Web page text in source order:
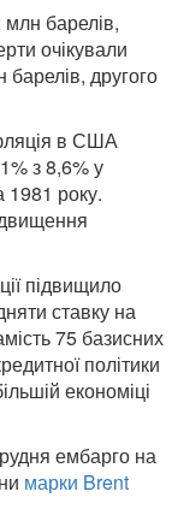
барелів,
очікували
другого
в США
з 8,6% у
1981 року.
підвищило
ставку на
75 базисних
політики
економіці
ембарго на
марки Brent